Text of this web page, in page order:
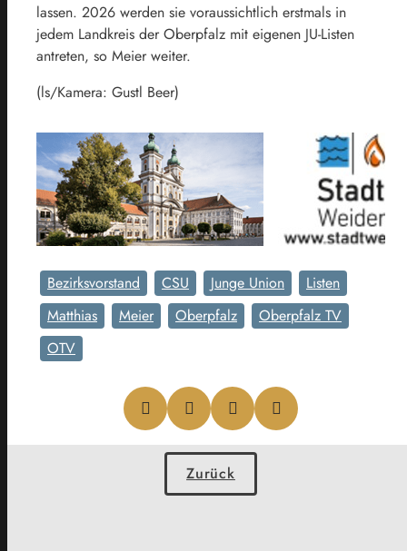
lassen. 2026 werden sie voraussichtlich erstmals in
jedem Landkreis der Oberpfalz mit eigenen JU-Listen
antreten, so Meier weiter.
(ls/Kamera: Gustl Beer)
Bezirksvorstand CSU Junge Union
Listen
Matthias
Meier Oberpfalz
Oberpfalz TV
OTV
Zurück